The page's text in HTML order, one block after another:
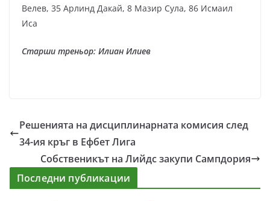
Велев, 35 Арлинд Дакай, 8 Мазир Сула, 86 Исмаил
Иса
Старши треньор: Илиан Илиев
Решенията на дисциплинарната комисия след
34-ия кръг в Ефбет Лига
Собственикът на Лийдс закупи Сампдория
Последни публикации